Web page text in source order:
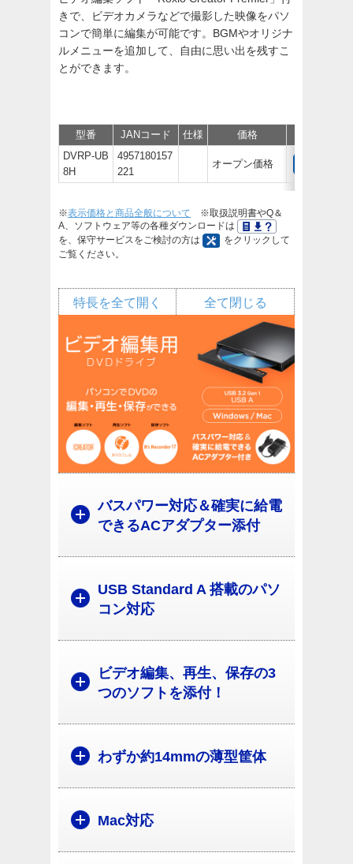
きで、ビデオカメラなどで撮影した映像をパソ
コンで簡単に編集が可能です。BGMやオリジナ
ルメニューを追加して、自由に思い出を残すこ
とができます。
型番 JANコード 仕様 価格
DVRP-UB
8H
4957180157
221
オープン価格
※表示価格と商品全般について ※取扱説明書やQ＆
A、ソフトウェア等の各種ダウンロードは
を、保守サービスをご検討の方は
をクリックして
ご覧ください。
全て閉じる
特長を全て開く
バスパワー対応＆確実に給電
できるACアダプター添付
USB Standard A 搭載のパソ
コン対応
ビデオ編集、再生、保存の3
つのソフトを添付！
わずか約14mmの薄型筐体
Mac対応